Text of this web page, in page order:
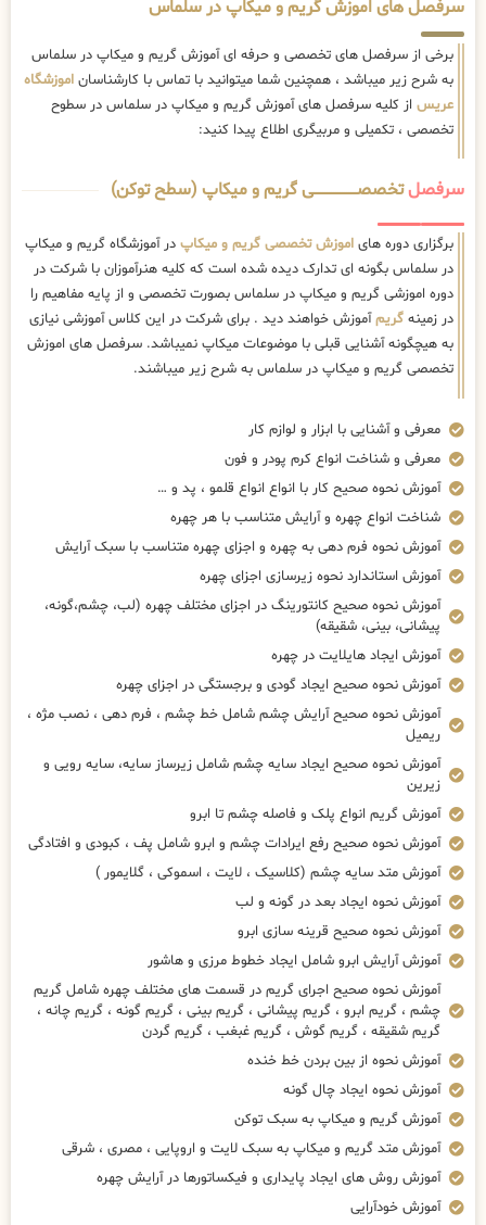
سرفصل های اموزش گریم و میکاپ در سلماس
برخی از سرفصل های تخصصی و حرفه ای آموزش گریم و میکاپ در سلماس
به شرح زیر میباشد ، همچنین شما میتوانید با تماس با کارشناسان اموزشگاه
عریس از کلیه سرفصل های آموزش گریم و میکاپ در سلماس در سطوح
تخصصی ، تکمیلی و مربیگری اطلاع پیدا کنید:
سرفصلتخصصــــــــــــــــــــی گریم و میکاپ (سطح توکن)
برگزاری دوره های اموزش تخصصی گریم و میکاپ در آموزشگاه گریم و میکاپ
در سلماس بگونه ای تدارک دیده شده است که کلیه هنرآموزان با شرکت در
دوره اموزشی گریم و میکاپ در سلماس بصورت تخصصی و از پایه مفاهیم را
در زمینه گریمآموزش خواهند دید . برای شرکت در این کلاس آموزشی نیازی
به هیچگونه آشنایی قبلی با موضوعات میکاپ نمیباشد. سرفصل های اموزش
تخصصی گریم و میکاپ در سلماس به شرح زیر میباشند.
معرفی و آشنایی با ابزار و لوازم کار
معرفی و شناخت انواع کرم پودر و فون
آموزش نحوه صحیح کار با انواع انواع قلمو ، پد و …
شناخت انواع چهره و آرایش متناسب با هر چهره
آموزش نحوه فرم دهی به چهره و اجزای چهره متناسب با سبک آرایش
آموزش استاندارد نحوه زیرسازی اجزای چهره
آموزش نحوه صحیح کانتورینگ در اجزای مختلف چهره (لب، چشم،گونه،
پیشانی، بینی، شقیقه)
آموزش ایجاد هایلایت در چهره
آموزش نحوه صحیح ایجاد گودی و برجستگی در اجزای چهره
آموزش نحوه صحیح آرایش چشم شامل خط چشم ، فرم دهی ، نصب مژه ،
ریمیل
آموزش نحوه صحیح ایجاد سایه چشم شامل زیرساز سایه، سایه رویی و
زیرین
آموزش گریم انواع پلک و فاصله چشم تا ابرو
آموزش نحوه صحیح رفع ایرادات چشم و ابرو شامل پف ، کبودی و افتادگی
آموزش متد سایه چشم (کلاسیک ، لایت ، اسموکی ، گلایمور )
آموزش نحوه ایجاد بعد در گونه و لب
آموزش نحوه صحیح قرینه سازی ابرو
آموزش آرایش ابرو شامل ایجاد خطوط مرزی و هاشور
آموزش نحوه صحیح اجرای گریم در قسمت های مختلف چهره شامل گریم
چشم ، گریم ابرو ، گریم پیشانی ، گریم بینی ، گریم گونه ، گریم چانه ،
گریم شقیقه ، گریم گوش ، گریم غبغب ، گریم گردن
آموزش نحوه از بین بردن خط خنده
آموزش نحوه ایجاد چال گونه
آموزش گریم و میکاپ به سبک توکن
آموزش متد گریم و میکاپ به سبک لایت و اروپایی ، مصری ، شرقی
آموزش روش های ایجاد پایداری و فیکساتورها در آرایش چهره
آموزش خودآرایی